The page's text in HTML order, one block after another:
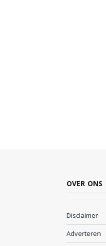
OVER ONS
Disclaimer
Adverteren